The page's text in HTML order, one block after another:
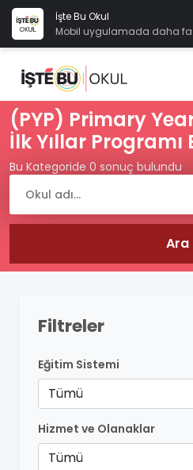
İşte Bu Okul
Mobil uygulamada daha
(PYP) Primary
İlk Yıllar Programı
Bu Kategoride 0 sonuç bulundu
Filtreler
Eğitim Sistemi
Tümü
Hizmet ve Olanaklar
Tümü